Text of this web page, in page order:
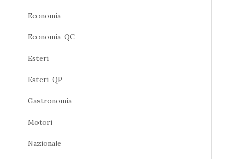
Economia
Economia-QC
Esteri
Esteri-QP
Gastronomia
Motori
Nazionale